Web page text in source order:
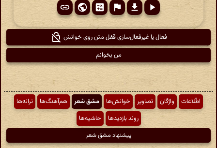
فعال یا غیرفعال‌سازی قفل متن روی خوانش
من بخوانم
اطّلاعات واژگان تصاویر خوانش‌ها مشق شعر هم‌آهنگ‌ها
ترانه‌ها
روند بازدیدها
حاشیه‌ها
پیشنهاد مشق شعر